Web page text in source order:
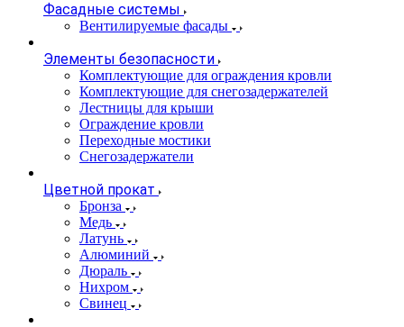
Фасадные системы
Вентилируемые фасады
Элементы безопасности
Комплектующие для ограждения кровли
Комплектующие для снегозадержателей
Лестницы для крыши
Ограждение кровли
Переходные мостики
Снегозадержатели
Цветной прокат
Бронза
Медь
Латунь
Алюминий
Дюраль
Нихром
Свинец